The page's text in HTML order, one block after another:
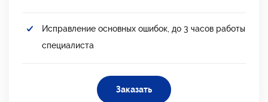
Исправление основных ошибок, до 3 часов работы
специалиста
Заказать